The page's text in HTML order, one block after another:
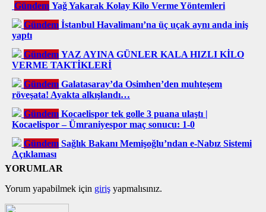
Gündem Yağ Yakarak Kolay Kilo Verme Yöntemleri
Gündem İstanbul Havalimanı’na üç uçak aynı anda iniş
yaptı
Gündem YAZ AYINA GÜNLER KALA HIZLI KİLO
VERME TAKTİKLERİ
Gündem Galatasaray’da Osimhen’den muhteşem
röveşata! Ayakta alkışlandı…
Gündem Kocaelispor tek golle 3 puana ulaştı |
Kocaelispor – Ümraniyespor maç sonucu: 1-0
Gündem Sağlık Bakanı Memişoğlu’ndan e-Nabız Sistemi
Açıklaması
YORUMLAR
Yorum yapabilmek için giriş yapmalısınız.